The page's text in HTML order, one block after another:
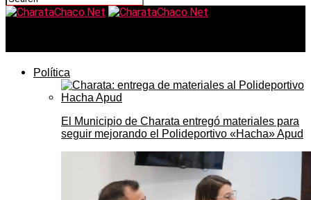
Política
El Municipio de Charata entregó materiales para
seguir mejorando el Polideportivo «Hacha» Apud